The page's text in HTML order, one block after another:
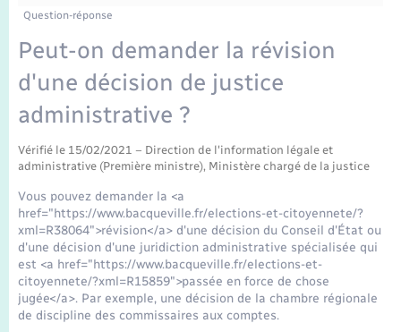
Etat-civil - Papiers - Citoyenneté
Mariage – PACS
Parrainage civil
Recensement
Logement - Urbanisme
Loisirs
Nouvel habitant
Numérique
Organisation d’événement
Transports scolaires
Travaux - Autorisation d’occupation de l’espace
Compétences
Plan interactif
Présentation de la commune
Publications
La Communauté de communes
Question-réponse
Peut-on demander la révision
d'une décision de justice
administrative ?
Vérifié le 15/02/2021 – Direction de l'information légale et
administrative (Première ministre), Ministère chargé de la justice
Vous pouvez demander la <a
href="https://www.bacqueville.fr/elections-et-citoyennete/?
xml=R38064">révision</a> d'une décision du Conseil d'État ou
d'une décision d'une juridiction administrative spécialisée qui
est <a href="https://www.bacqueville.fr/elections-et-
citoyennete/?xml=R15859">passée en force de chose
jugée</a>. Par exemple, une décision de la chambre régionale
de discipline des commissaires aux comptes.